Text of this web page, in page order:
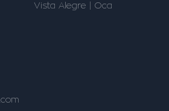
Vista Alegre | Oca